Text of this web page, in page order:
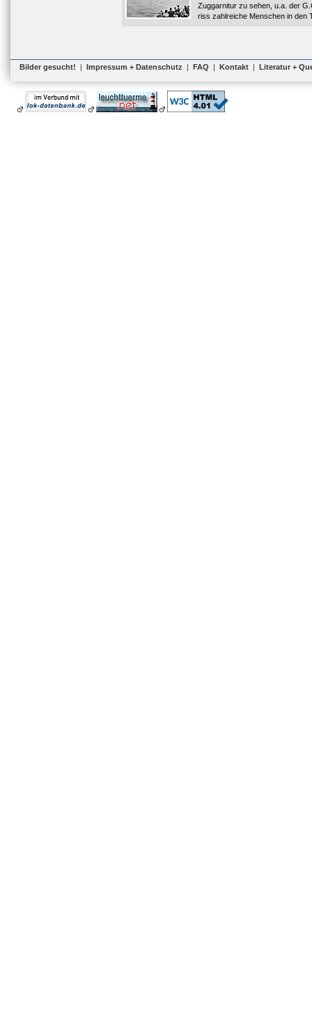
Zuggarnitur zu sehen, u.a. der
riss zahlreiche Menschen in den
Bilder gesucht! | Impressum + Datenschutz | FAQ | Kontakt | Literatur +